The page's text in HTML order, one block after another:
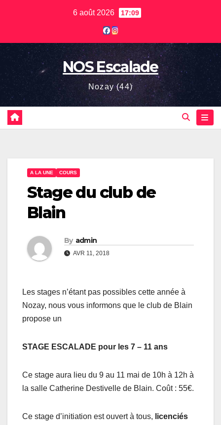
6 août 2026 17:09
NOS Escalade
Nozay (44)
A LA UNE COURS
Stage du club de
Blain
By admin
AVR 11, 2018
Les stages n’étant pas possibles cette année à
Nozay, nous vous informons que le club de Blain
propose un
STAGE ESCALADE pour les 7 – 11 ans
Ce stage aura lieu du 9 au 11 mai de 10h à 12h à
la salle Catherine Destivelle de Blain. Coût : 55€.
Ce stage d’initiation est ouvert à tous, licenciés